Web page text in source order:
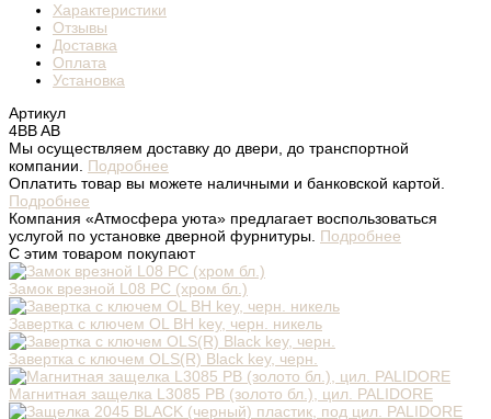
Характеристики
Отзывы
Доставка
Оплата
Установка
Артикул
4BB AB
Мы осуществляем доставку до двери, до транспортной
компании. Подробнее
Оплатить товар вы можете наличными и банковской картой.
Подробнее
Компания «Атмосфера уюта» предлагает воспользоваться
услугой по установке дверной фурнитуры. Подробнее
С этим товаром покупают
Замок врезной L08 PC (хром бл.)
Завертка с ключем OL BH key, черн. никель
Завертка с ключем OLS(R) Black key, черн.
Магнитная защелка L3085 РВ (золото бл.), цил. PALIDORE